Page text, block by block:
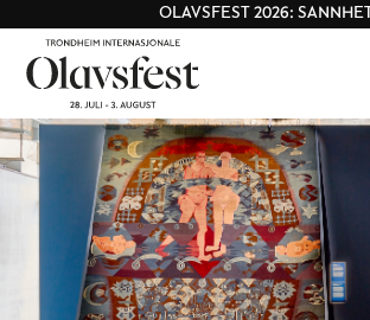
OLAVSFEST 2026: